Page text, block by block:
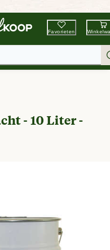
Tuin & Dier
Favorieten
- 10 Liter -